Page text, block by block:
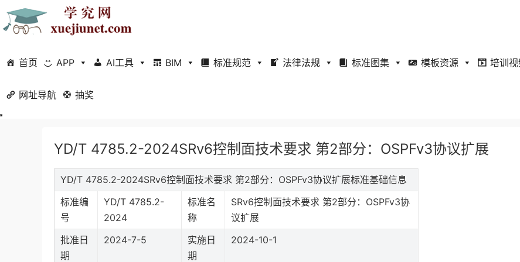
首页 APP AI工具 BIM 标准规范 法律法规 标准图集 模板资源 培训
网址导航 抽奖
当前位置：首页
YD/T 4785.2-2024SRv6控制面技术要求 第2部分：OSPFv3协议扩展
YD/T 4785.2-2024SRv6控制面技术要求 第2部分：OSPFv3协议扩展标准基础信息
标准编
号
YD/T 4785.2-
2024
标准名
称
SRv6控制面技术要求 第2部分：OSPFv3协
议扩展
批准日
期
2024-7-5
实施日
期
2024-10-1